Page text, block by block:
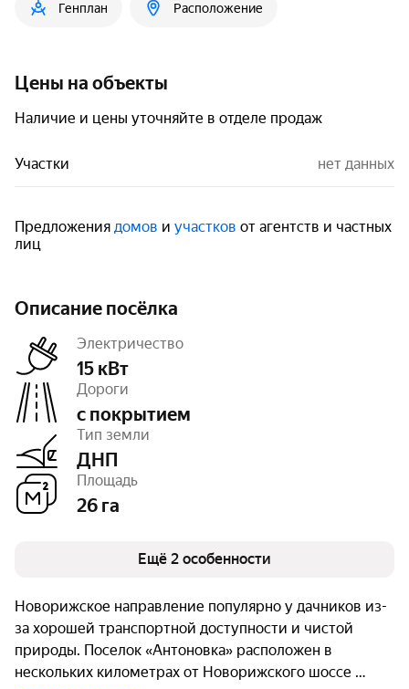
Генплан Расположение
Цены на объекты
Наличие и цены уточняйте в отделе продаж
Участки нет данных
Предложения домов и участков от агентств и частных
лиц
Описание посёлка
Электричество
15 кВт
Дороги
с покрытием
Тип земли
ДНП
Площадь
26 га
Число объектов 170
Очереди
1
Ещё 2 особенности
Новорижское направление популярно у дачников из-
за хорошей транспортной доступности и чистой
природы. Поселок «Антоновка» расположен в
нескольких километрах от Новорижского шоссе